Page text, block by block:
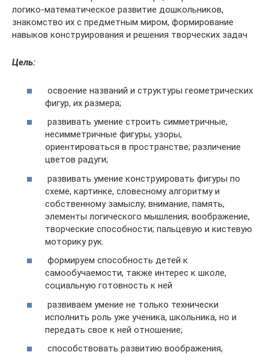
логико-математическое развитие дошкольников,
знакомство их с предметным миром, формирование
навыков конструирования и решения творческих задач
Цель:
освоение названий и структуры геометрических
фигур, их размера;
развивать умение строить симметричные,
несимметричные фигуры, узоры,
ориентироваться в пространстве; различение
цветов радуги;
развивать умение конструировать фигуры по
схеме, картинке, словесному алгоритму и
собственному замыслу; внимание, память,
элементы логического мышления; воображение,
творческие способности; пальцевую и кистевую
моторику рук.
формируем способность детей к
самообучаемости, также интерес к школе,
социальную готовность к ней
развиваем умение не только технически
исполнить роль уже ученика, школьника, но и
передать свое к ней отношение;
способствовать развитию воображения,